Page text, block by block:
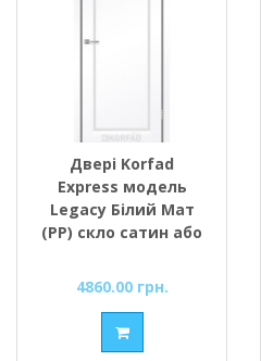
Двері Korfad
Express модель
Legacy Білий Мат
(РР) скло сатин або
4860.00 грн.